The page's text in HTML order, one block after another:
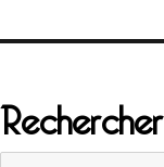
Rechercher